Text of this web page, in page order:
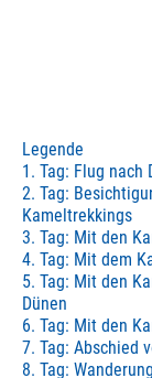
Legende
1. Tag: Flug nach
2. Tag:
Kameltrekkings
3. Tag: Mit den
4. Tag: Mit dem
5. Tag: Mit den
Dünen
6. Tag: Mit den
7. Tag: Abschied
8. Tag: